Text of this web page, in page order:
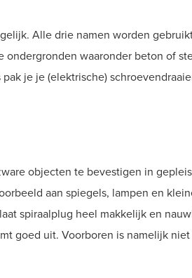
Alle drie namen worden
waaronder beton of
je je (elektrische)
objecten te bevestigen in
aan spiegels, lampen en
spiraalplug heel makkelijk en
goed uit. Voorboren is namelijk